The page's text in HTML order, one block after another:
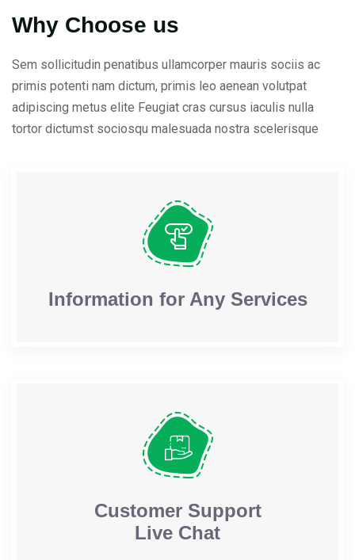
Why Choose us
Sem sollicitudin penatibus ullamcorper mauris sociis ac
primis potenti nam dictum, primis leo aenean volutpat
adipiscing metus elite Feugiat cras cursus iaculis nulla
tortor dictumst sociosqu malesuada nostra scelerisque
Information for Any Services
Customer Support
Live Chat